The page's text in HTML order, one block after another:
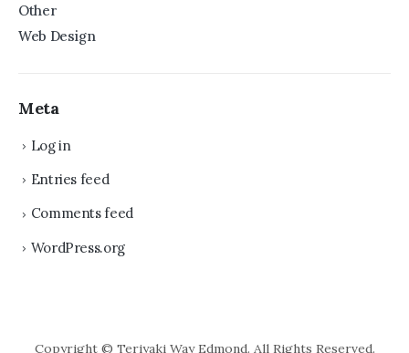
Other
Web Design
Meta
Log in
Entries feed
Comments feed
WordPress.org
Copyright © Teriyaki Way Edmond. All Rights Reserved.